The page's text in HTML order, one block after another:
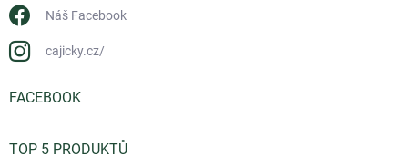
Náš Facebook
cajicky.cz/
FACEBOOK
TOP 5 PRODUKTŮ